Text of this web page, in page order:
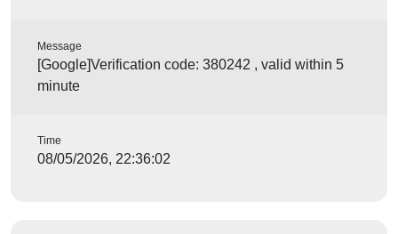
Message
[Google]Verification code: 380242 , valid within 5
minute
Time
08/05/2026, 22:36:02